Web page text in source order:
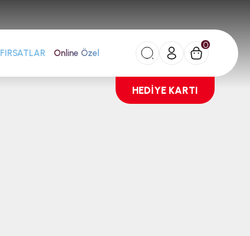
FIRSATLAR Online Özel
0
HEDİYE KARTI